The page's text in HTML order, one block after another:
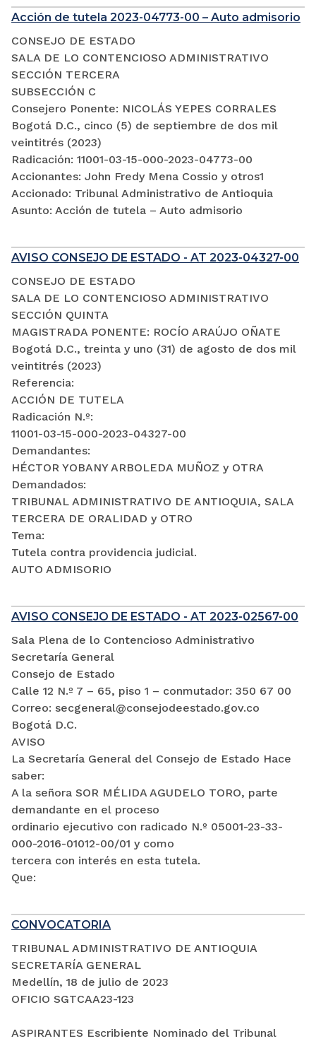
Acción de tutela 2023-04773-00 – Auto admisorio
CONSEJO DE ESTADO
SALA DE LO CONTENCIOSO ADMINISTRATIVO
SECCIÓN TERCERA
SUBSECCIÓN C
Consejero Ponente: NICOLÁS YEPES CORRALES
Bogotá D.C., cinco (5) de septiembre de dos mil
veintitrés (2023)
Radicación: 11001-03-15-000-2023-04773-00
Accionantes: John Fredy Mena Cossio y otros1
Accionado: Tribunal Administrativo de Antioquia
Asunto: Acción de tutela – Auto admisorio
AVISO CONSEJO DE ESTADO - AT 2023-04327-00
CONSEJO DE ESTADO
SALA DE LO CONTENCIOSO ADMINISTRATIVO
SECCIÓN QUINTA
MAGISTRADA PONENTE: ROCÍO ARAÚJO OÑATE
Bogotá D.C., treinta y uno (31) de agosto de dos mil
veintitrés (2023)
Referencia:
ACCIÓN DE TUTELA
Radicación N.º:
11001-03-15-000-2023-04327-00
Demandantes:
HÉCTOR YOBANY ARBOLEDA MUÑOZ y OTRA
Demandados:
TRIBUNAL ADMINISTRATIVO DE ANTIOQUIA, SALA
TERCERA DE ORALIDAD y OTRO
Tema:
Tutela contra providencia judicial.
AUTO ADMISORIO
AVISO CONSEJO DE ESTADO - AT 2023-02567-00
Sala Plena de lo Contencioso Administrativo
Secretaría General
Consejo de Estado
Calle 12 N.º 7 – 65, piso 1 – conmutador: 350 67 00
Correo: secgeneral@consejodeestado.gov.co
Bogotá D.C.
AVISO
La Secretaría General del Consejo de Estado Hace
saber:
A la señora SOR MÉLIDA AGUDELO TORO, parte
demandante en el proceso
ordinario ejecutivo con radicado N.º 05001-23-33-
000-2016-01012-00/01 y como
tercera con interés en esta tutela.
Que:
CONVOCATORIA
TRIBUNAL ADMINISTRATIVO DE ANTIOQUIA
SECRETARÍA GENERAL
Medellín, 18 de julio de 2023
OFICIO SGTCAA23-123
ASPIRANTES Escribiente Nominado del Tribunal